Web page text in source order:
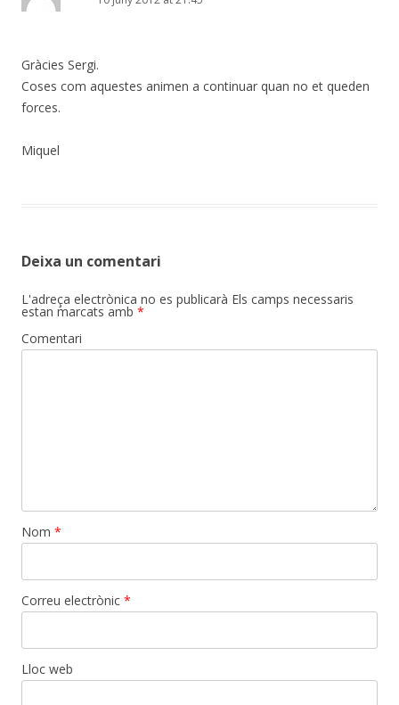
Gràcies Sergi.
Coses com aquestes animen a continuar quan no et queden
forces.
Miquel
Deixa un comentari
L'adreça electrònica no es publicarà Els camps necessaris
estan marcats amb *
Comentari
Nom *
Correu electrònic *
Lloc web